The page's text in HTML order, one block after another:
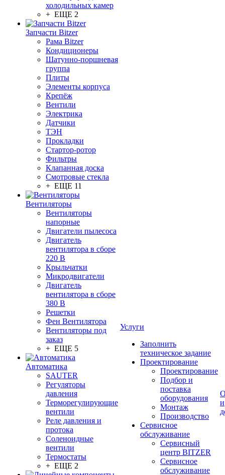
холодильных камер
+ ЕЩЕ 2
Запчасти Bitzer
Рама Bitzer
Кондиционеры
Шатунно-поршневая
группа
Плиты
Элементы корпуса
Крепёж
Вентили
Электрика
Датчики
ТЭН
Прокладки
Стартор-ротор
Фильтры
Клапанная доска
Смотровые стекла
+ ЕЩЕ 11
Вентиляторы
Вентиляторы
напорные
Двигатели пылесоса
Двигатель
вентилятора в сборе
220 В
Крыльчатки
Микродвигатели
Двигатель
вентилятора в сборе
380 В
Решетки
Фен Вентилятора
Вентиляторы под
заказ
+ ЕЩЕ 5
Автоматика
SAUTER
Регуляторы
давления
Терморегулирующие
вентили
Реле давления и
протока
Соленоидные
вентили
Термостаты
+ ЕЩЕ 2
Услуги
Заполнить
техническое задание
Проектирование
Проектирование
Подбор и
поставка
оборудования
Монтаж
Производство
Сервисное
обслуживание
Сервисный
центр BITZER
Сервисное
обслуживание
и